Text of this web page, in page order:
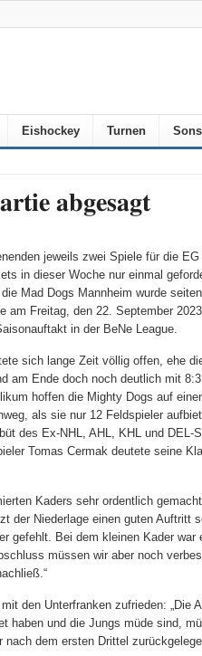
Eishockey Turnen
𝐚𝐛𝐠𝐞𝐬𝐚𝐠𝐭
jeweils zwei Spiele für die
in dieser Woche nur einmal
Mad Dogs Mannheim wurde
am Freitag, den 22. September
in der BeNe League.
sich lange Zeit völlig offen, ehe
am Ende doch noch deutlich mit
hoffen die Mighty Dogs auf
als sie nur 12 Feldspieler
des Ex-NHL, AHL, KHL und DEL-
Tomas Cermak deutete seine
Kaders sehr ordentlich
der Niederlage einen guten Auftritt
gefehlt. Bei dem kleinen Kader war
müssen wir aber noch
den Unterfranken zufrieden: „Die
haben und die Jungs müde sind,
dem ersten Drittel